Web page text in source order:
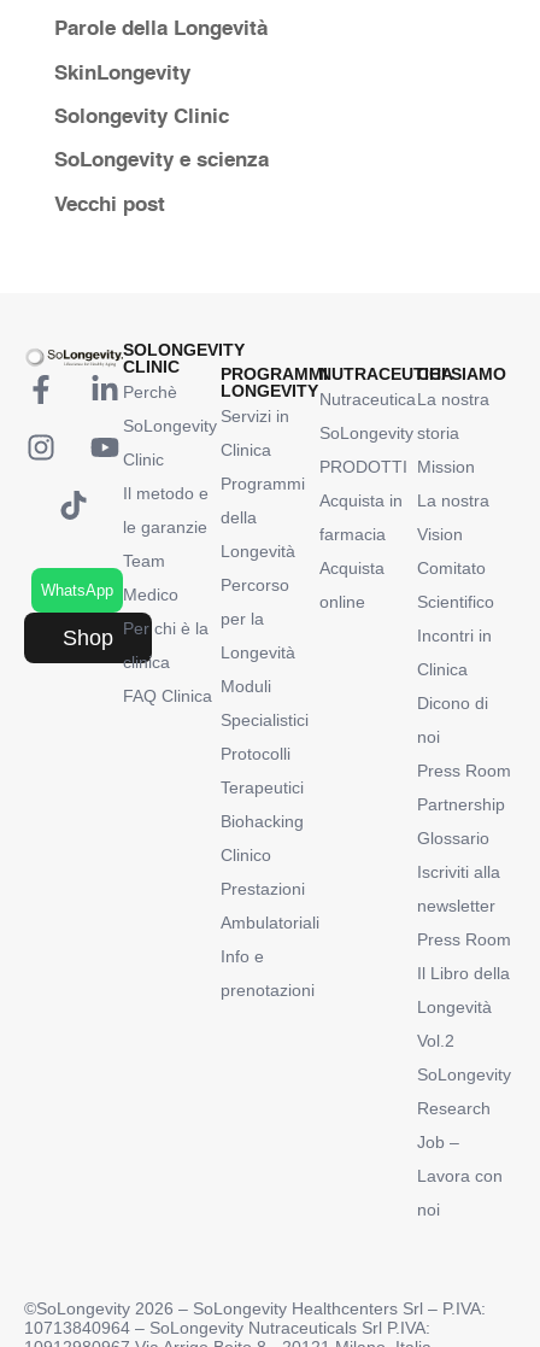
Parole della Longevità
SkinLongevity
Solongevity Clinic
SoLongevity e scienza
Vecchi post
WhatsApp
Shop
SOLONGEVITY
CLINIC
Perchè
SoLongevity
Clinic
Il metodo e
le garanzie
Team
Medico
Per chi è la
clinica
FAQ Clinica
PROGRAMMI
LONGEVITY
Servizi in
Clinica
Programmi
della
Longevità
Percorso
per la
Longevità
Moduli
Specialistici
Protocolli
Terapeutici
Biohacking
Clinico
Prestazioni
Ambulatoriali
Info e
prenotazioni
NUTRACEUTICA
Nutraceutica
SoLongevity
PRODOTTI
Acquista in
farmacia
Acquista
online
CHI SIAMO
La nostra
storia
Mission
La nostra
Vision
Comitato
Scientifico
Incontri in
Clinica
Dicono di
noi
Press Room
Partnership
Glossario
Iscriviti alla
newsletter
Press Room
Il Libro della
Longevità
Vol.2
SoLongevity
Research
Job –
Lavora con
noi
©SoLongevity 2026 – SoLongevity Healthcenters Srl – P.IVA:
10713840964 – SoLongevity Nutraceuticals Srl P.IVA: